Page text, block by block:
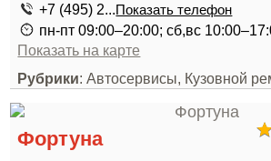
+7 (495) 2...Показать телефон
пн-пт 09:00–20:00; сб,вс
Показать на карте
Рубрики: Автосервисы, Кузовной
Фортуна